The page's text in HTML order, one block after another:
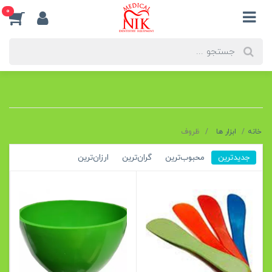
0
خانه ابزار ها ظروف
جدیدترین محبوب‌ترین گران‌ترین ارزان‌ترین